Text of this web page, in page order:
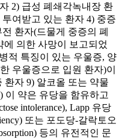
2) 급성 폐쇄각녹내장 환
여받고 있는 환자 4) 중증
환자(드물게 중증의 폐
의한 사망이 보고되었
적 특징이 있는 우울증, 양
우울증으로 입원 환자)이
환자 9) 알코올 또는 약물
이 약은 유당을 함유하고
intolerance), Lapp 유당
또는 포도당-갈락토오
등의 유전적인 문